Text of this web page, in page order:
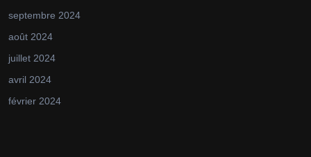
septembre 2024
août 2024
juillet 2024
avril 2024
février 2024